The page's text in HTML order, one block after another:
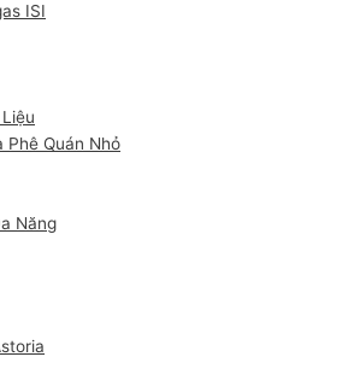
ISI
Phê Quán Nhỏ
Năng